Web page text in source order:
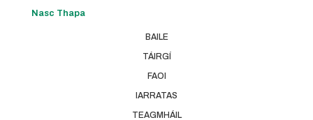
Nasc Thapa
BAILE
TÁIRGÍ
FAOI
IARRATAS
TEAGMHÁIL